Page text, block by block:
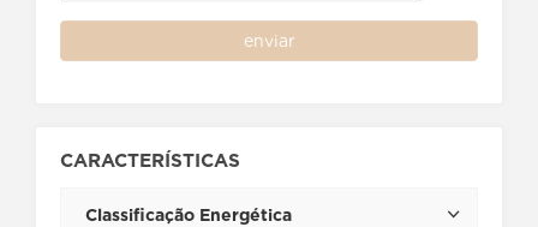
enviar
CARACTERÍSTICAS
Classificação Energética